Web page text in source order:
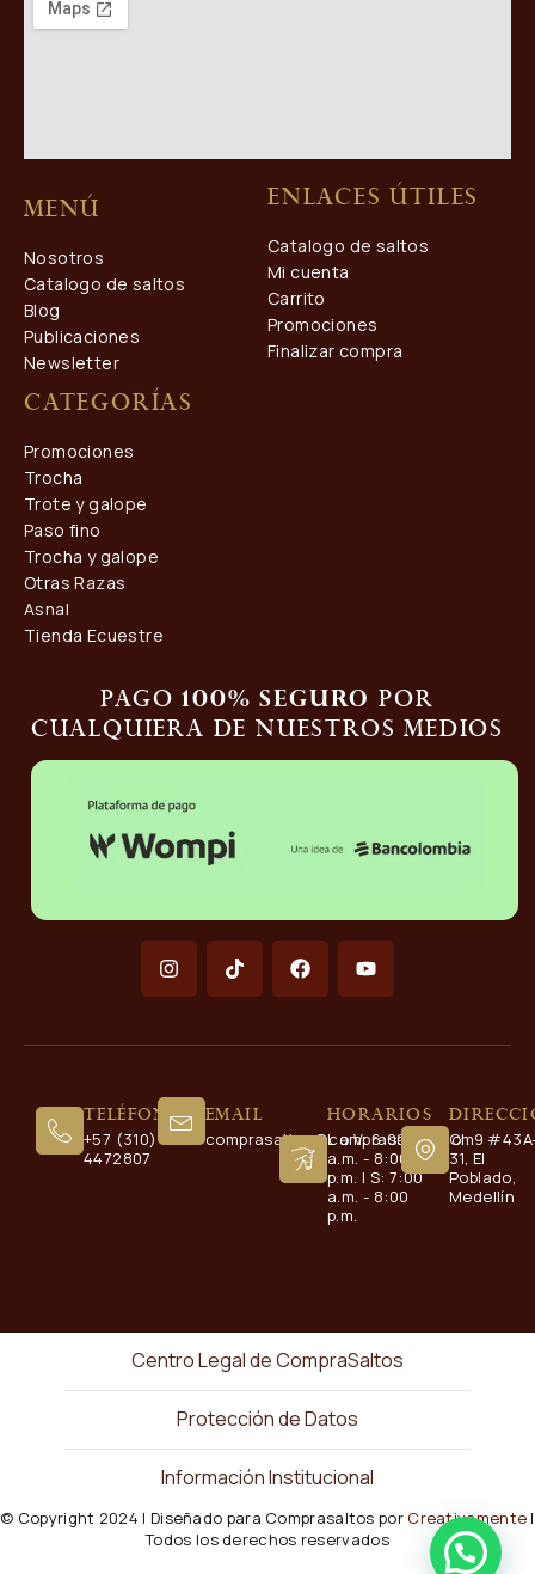
Menú
Nosotros
Catalogo de saltos
Blog
Publicaciones
Newsletter
Enlaces útiles
Catalogo de saltos
Mi cuenta
Carrito
Promociones
Finalizar compra
Categorías
Promociones
Trocha
Trote y galope
Paso fino
Trocha y galope
Otras Razas
Asnal
Tienda Ecuestre
Pago100% seguropor
cualquiera de nuestros medios
Teléfono
+57 (310)
4472807
Email
comprasaltos@comprasaltos.com
Horarios
L a V: 6:00
a.m. - 8:00
p.m. | S: 7:00
a.m. - 8:00
p.m.
Cl. 9
31, El
Poblado,
Medellín
Centro Legal de CompraSaltos
Protección de Datos
Información Institucional
© Copyright 2024 | Diseñado para Comprasaltos por Creativamente |
Todos los derechos reservados